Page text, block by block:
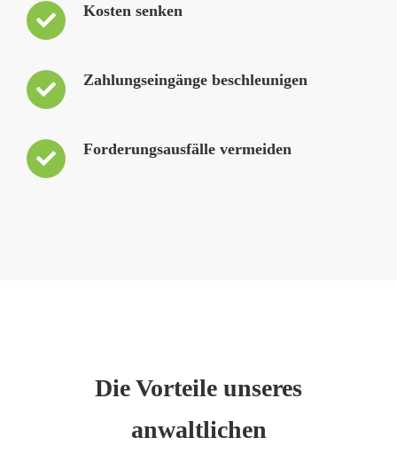
Kosten senken
Zahlungseingänge beschleunigen
Forderungsausfälle vermeiden
Die Vorteile unseres
anwaltlichen